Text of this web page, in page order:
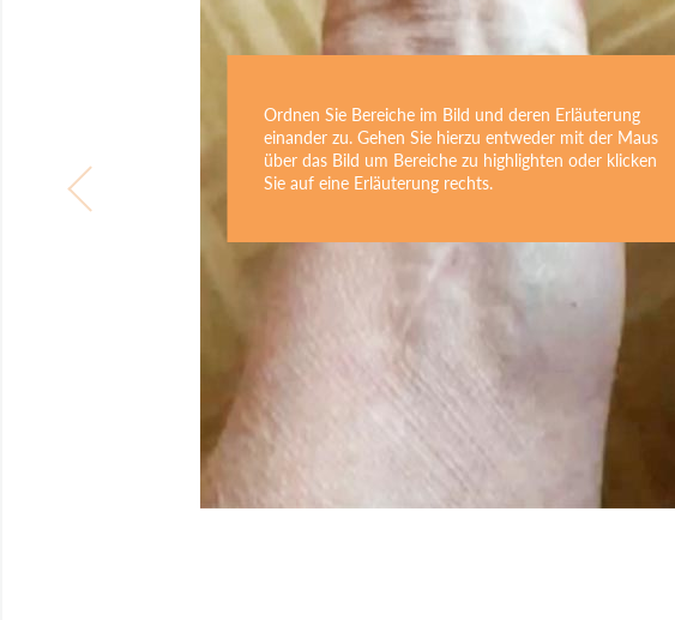
Ordnen Sie Bereiche im Bild und deren Erläuterung
einander zu. Gehen Sie hierzu entweder mit der Maus
über das Bild um Bereiche zu highlighten oder klicken
Sie auf eine Erläuterung rechts.